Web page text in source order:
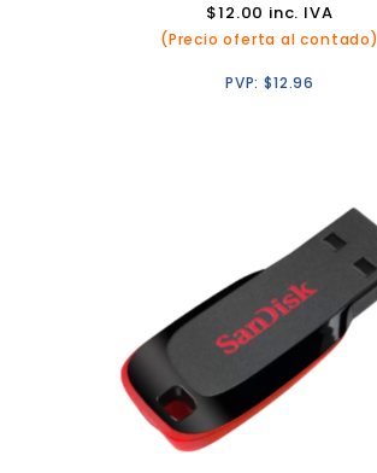
$12.00 inc. IVA
(Precio oferta al contado)
PVP:$12.96